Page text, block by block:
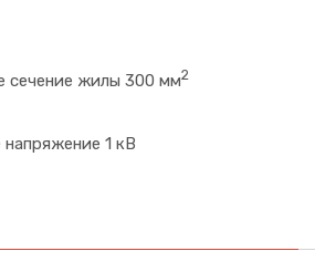
сечение жилы 300 мм2
1 кВ